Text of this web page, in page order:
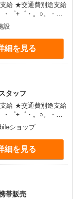
給 ★交通費別途支給
達を紹介
★月2回払
゜・。○。・゜
設
細を見る
タッフ
給 ★交通費別途支給
達を紹介
) ★月2回払
゜・。○。・゜
ショップ
細を見る
帯販売